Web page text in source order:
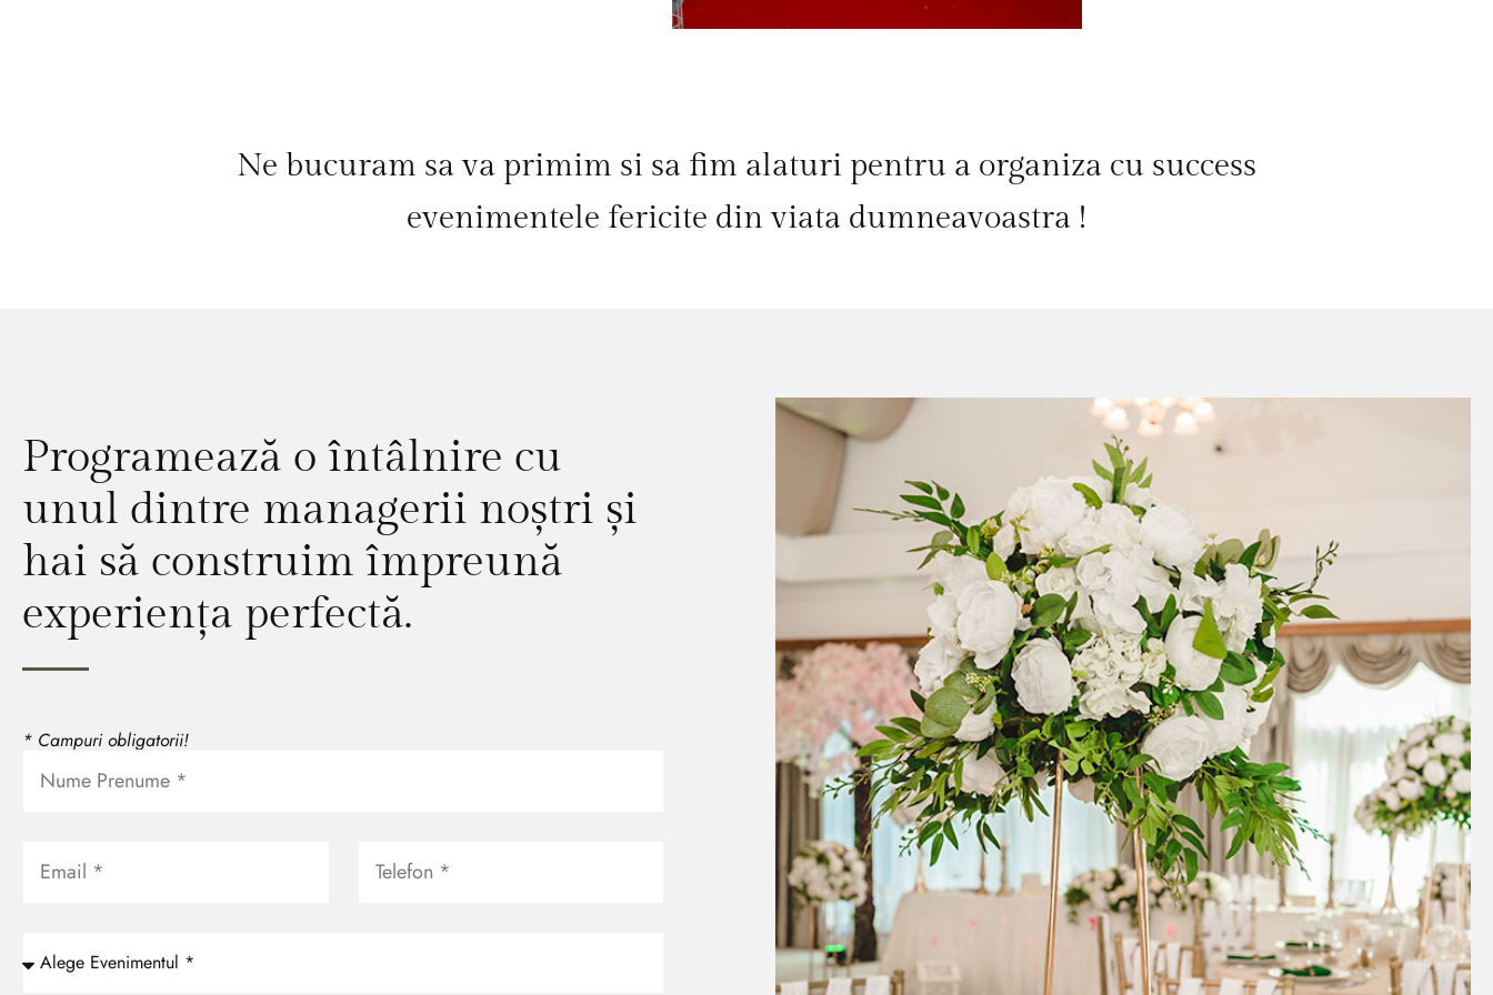
Ne bucuram sa va primim si sa fim alaturi pentru a organiza cu success
evenimentele fericite din viata dumneavoastra !
Programează o întâlnire cu
unul dintre managerii noștri și
hai să construim împreună
experiența perfectă.
* Campuri obligatorii!